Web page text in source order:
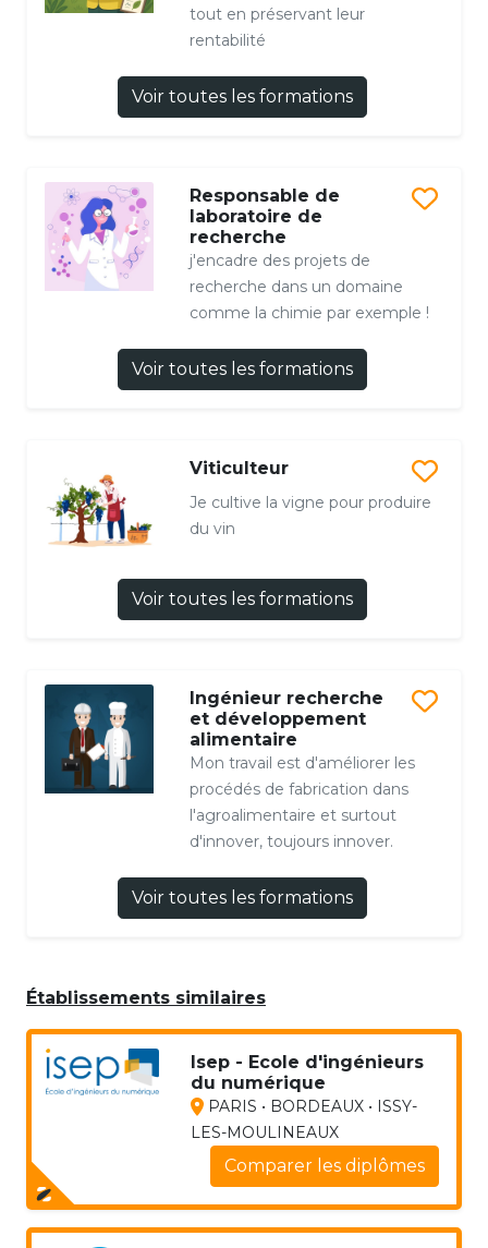
tout en préservant leur
rentabilité
Voir toutes les formations
Responsable de
laboratoire de
recherche
j'encadre des projets de
recherche dans un domaine
comme la chimie par exemple !
Voir toutes les formations
Viticulteur
Je cultive la vigne pour produire
du vin
Voir toutes les formations
Ingénieur recherche
et développement
alimentaire
Mon travail est d'améliorer les
procédés de fabrication dans
l'agroalimentaire et surtout
d'innover, toujours innover.
Voir toutes les formations
Établissements similaires
Isep - Ecole d'ingénieurs
du numérique
PARIS • BORDEAUX • ISSY-
LES-MOULINEAUX
Comparer les diplômes